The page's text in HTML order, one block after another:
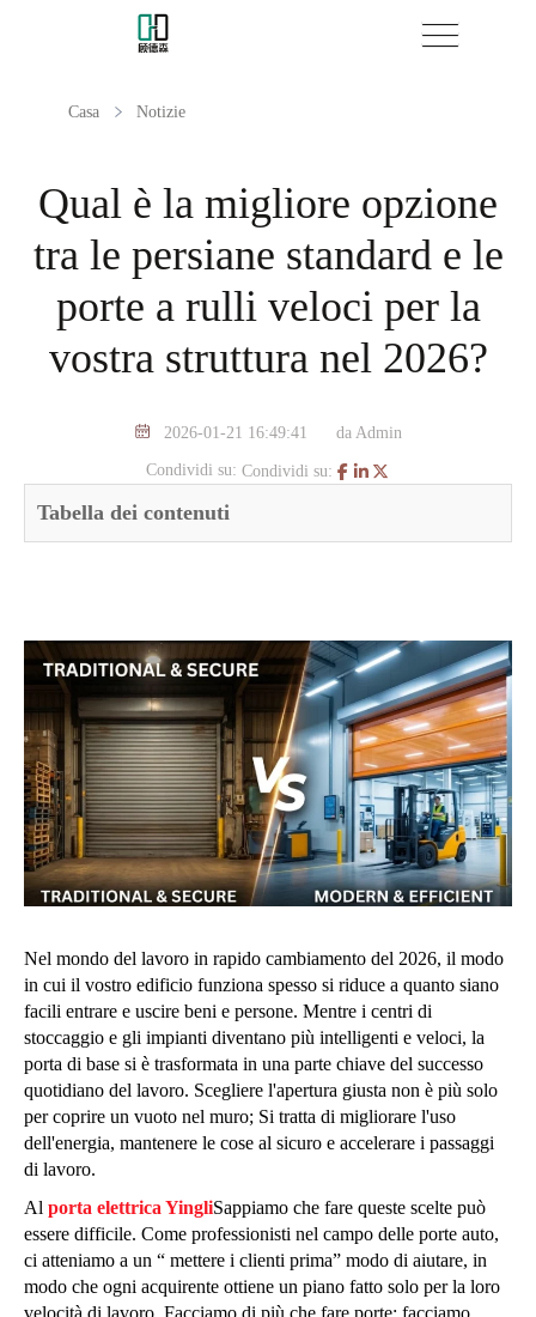
Casa Notizie
Qual è la migliore opzione
tra le persiane standard e le
porte a rulli veloci per la
vostra struttura nel 2026?
2026-01-21 16:49:41 da Admin
Condividi su: Condividi su:
Tabella dei contenuti
Nel mondo del lavoro in rapido cambiamento del 2026, il modo
in cui il vostro edificio funziona spesso si riduce a quanto siano
facili entrare e uscire beni e persone. Mentre i centri di
stoccaggio e gli impianti diventano più intelligenti e veloci, la
porta di base si è trasformata in una parte chiave del successo
quotidiano del lavoro. Scegliere l'apertura giusta non è più solo
per coprire un vuoto nel muro; Si tratta di migliorare l'uso
dell'energia, mantenere le cose al sicuro e accelerare i passaggi
di lavoro.
Al porta elettrica YingliSappiamo che fare queste scelte può
essere difficile. Come professionisti nel campo delle porte auto,
ci atteniamo a un “ mettere i clienti prima” modo di aiutare, in
modo che ogni acquirente ottiene un piano fatto solo per la loro